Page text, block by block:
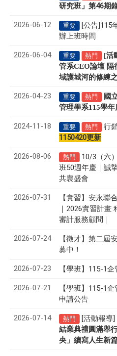
研究班」第46期
2026-06-12 重要
[公告]115
辦上班時間
2026-06-04 重要 熱門
[活
管系CEO論壇 隔
域護城河的修練
2026-04-23 重要 熱門
國
管理學系115學年
2024-11-18 重要 熱門
行
1150420更新
2026-08-06 熱門
10/3（六
班50週年慶｜誠
共襄盛會
2026-07-31
【實習】安永聯
｜2026實習計畫
審計服務顧問｜
2026-07-24 【徵才】 第二屆
募中！
2026-07-23 【學班】115-1
2026-07-21
【學班】115-1
申請公告
2026-07-14 熱門 [活動報導]
結業典禮圓滿舉
央」續寫人生新